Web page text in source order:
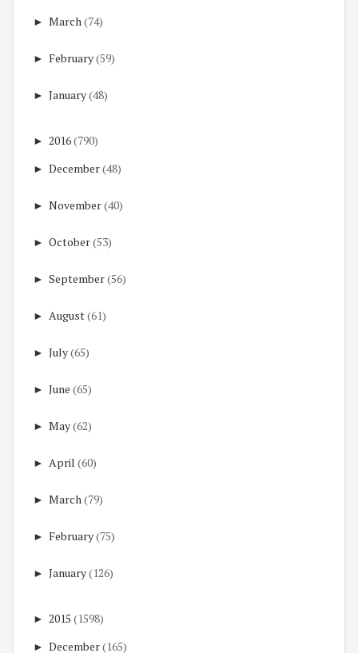
► March(74)
► February(59)
► January(48)
► 2016(790)
► December(48)
► November(40)
► October(53)
► September(56)
► August(61)
► July(65)
► June (65)
► May(62)
► April (60)
► March(79)
► February(75)
► January(126)
► 2015 (1598)
► December(165)